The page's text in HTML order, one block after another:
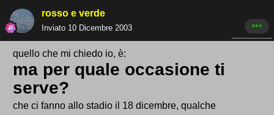
rosso e verde
Inviato 10 Dicembre 2003
quello che mi chiedo io, è:
ma per quale occasione ti
serve?
che ci fanno allo stadio il 18 dicembre, qualche